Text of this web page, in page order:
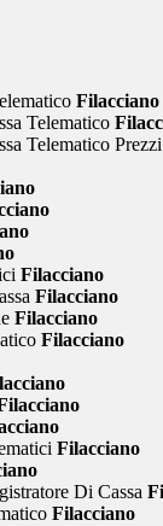
Filacciano
Telematico
Telematico Prezzi
Filacciano
Filacciano
Filacciano
Filacciano
Filacciano
Di Cassa
Filacciano